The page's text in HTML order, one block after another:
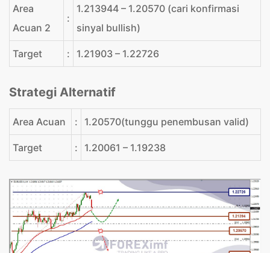
Area
Acuan 2
:
1.213944 – 1.20570 (cari konfirmasi
sinyal bullish)
Target : 1.21903 – 1.22726
Strategi Alternatif
Area Acuan : 1.20570(tunggu penembusan valid)
Target : 1.20061 – 1.19238